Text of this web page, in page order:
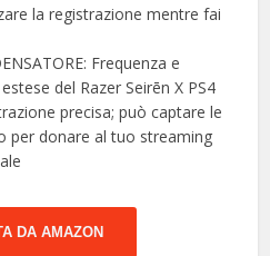
la registrazione mentre fai
Frequenza e
del Razer Seirēn X PS4
precisa; può captare le
per donare al tuo streaming
DA AMAZON